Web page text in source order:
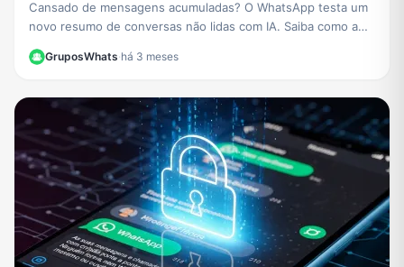
Cansado de mensagens acumuladas? O WhatsApp testa um
novo resumo de conversas não lidas com IA. Saiba como a
função vai organizar seus chats e economizar seu tempo.
GruposWhats·há 3 meses